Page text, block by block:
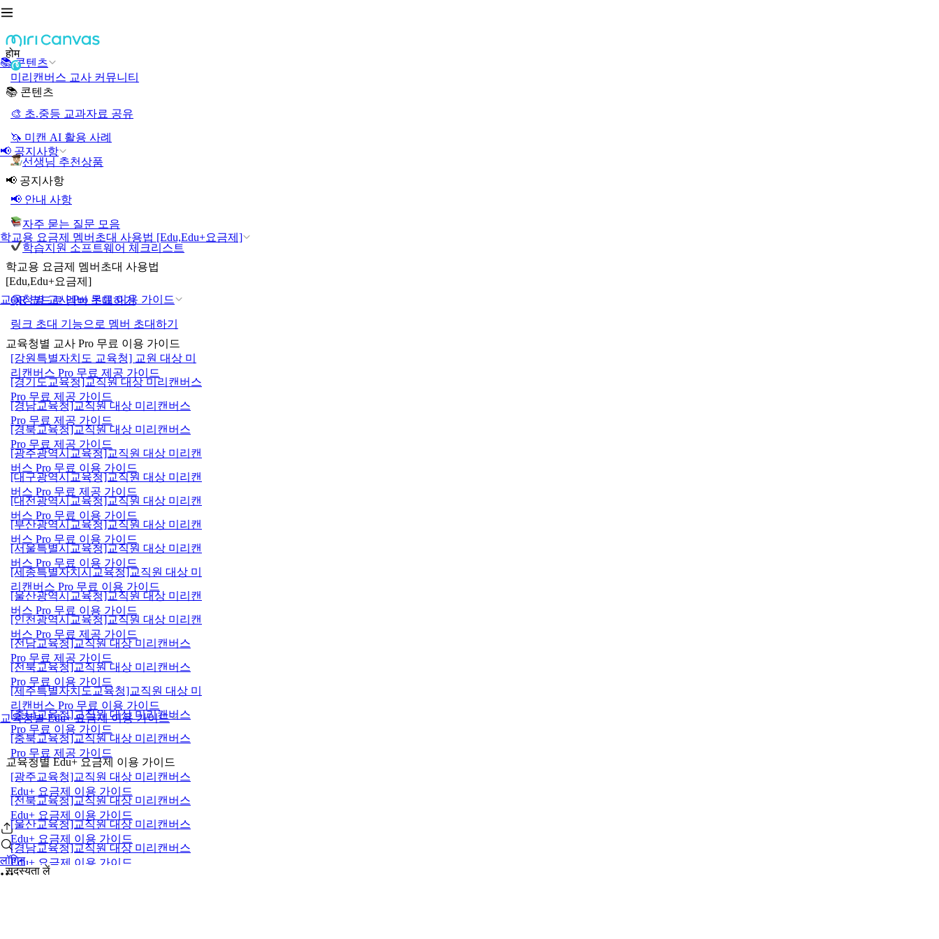
📚 콘텐츠
📢 공지사항
학교용 요금제 멤버초대 사용법 [Edu,Edu+요금제]
교육청별 교사 Pro 무료 이용 가이드
교육청별 Edu+ 요금제 이용 가이드
लॉगिन
होम
미리캔버스 교사 커뮤니티
📚 콘텐츠
🎨 초.중등 교과자료 공유
🦄 미캔 AI 활용 사례
선생님 추천상품
📢 공지사항
📢 안내 사항
자주 묻는 질문 모음
학습지원 소프트웨어 체크리스트
학교용 요금제 멤버초대 사용법
[Edu,Edu+요금제]
QR 코드로 멤버 초대하기
링크 초대 기능으로 멤버 초대하기
교육청별 교사 Pro 무료 이용 가이드
[강원특별자치도 교육청] 교원 대상 미
리캔버스 Pro 무료 제공 가이드
[경기도교육청]교직원 대상 미리캔버스
Pro 무료 제공 가이드
[경남교육청]교직원 대상 미리캔버스
Pro 무료 제공 가이드
[경북교육청]교직원 대상 미리캔버스
Pro 무료 제공 가이드
[광주광역시교육청]교직원 대상 미리캔
버스 Pro 무료 이용 가이드
[대구광역시교육청]교직원 대상 미리캔
버스 Pro 무료 제공 가이드
[대전광역시교육청]교직원 대상 미리캔
버스 Pro 무료 이용 가이드
[부산광역시교육청]교직원 대상 미리캔
버스 Pro 무료 이용 가이드
[서울특별시교육청]교직원 대상 미리캔
버스 Pro 무료 이용 가이드
[세종특별자치시교육청]교직원 대상 미
리캔버스 Pro 무료 이용 가이드
[울산광역시교육청]교직원 대상 미리캔
버스 Pro 무료 이용 가이드
[인천광역시교육청]교직원 대상 미리캔
버스 Pro 무료 제공 가이드
[전남교육청]교직원 대상 미리캔버스
Pro 무료 제공 가이드
[전북교육청]교직원 대상 미리캔버스
Pro 무료 이용 가이드
[제주특별자치도교육청]교직원 대상 미
리캔버스 Pro 무료 이용 가이드
[충남교육청]교직원 대상 미리캔버스
Pro 무료 이용 가이드
[충북교육청]교직원 대상 미리캔버스
Pro 무료 제공 가이드
교육청별 Edu+ 요금제 이용 가이드
[광주교육청]교직원 대상 미리캔버스
Edu+ 요금제 이용 가이드
[전북교육청]교직원 대상 미리캔버스
Edu+ 요금제 이용 가이드
[울산교육청]교직원 대상 미리캔버스
Edu+ 요금제 이용 가이드
[경남교육청]교직원 대상 미리캔버스
Edu+ 요금제 이용 가이드
सदस्यता लें